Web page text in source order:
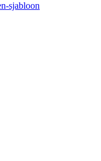
sjabloon